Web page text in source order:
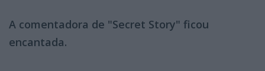
A comentadora de "Secret Story" ficou
encantada.